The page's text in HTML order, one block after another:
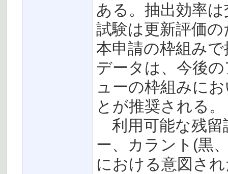
ある。抽出効率
試験は更新評価
本申請の枠組み
データは、今後
ューの枠組みに
とが推奨される。
利用可能な残留
ー、カラント(黒
における意図さ